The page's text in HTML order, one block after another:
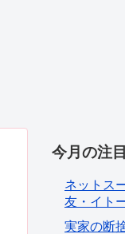
今月の注
ネットス
友・イト
実家の断